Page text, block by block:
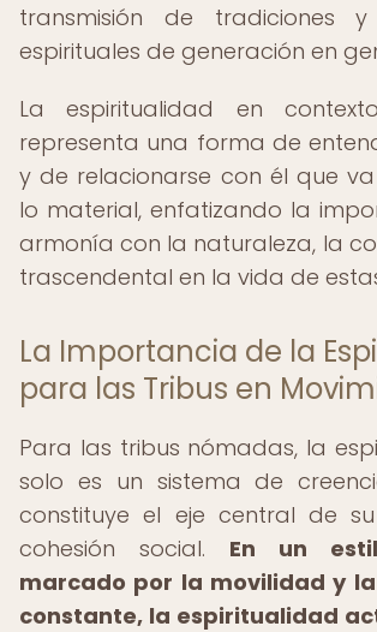
transmisión de tradiciones y
espirituales de generación en
La espiritualidad en
representa una forma de
y de relacionarse con él que
lo material, enfatizando la
armonía con la naturaleza, la
trascendental en la vida de
La Importancia de la
para las Tribus en
Para las tribus nómadas, la
solo es un sistema de
constituye el eje central de
cohesión social. En un
marcado por la movilidad y
constante, la espiritualidad